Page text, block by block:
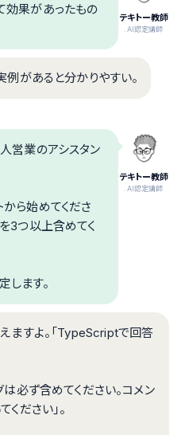
テキトー教師
.AI認定講師
効果があったもの
例があると分かりやすい。
テキトー教師
.AI認定講師
営業のアシスタン
ら始めてくださ
3つ以上含めてく
ます。
ますよ。「TypeScriptで回答
は必ず含めてください。コメン
ださい」。